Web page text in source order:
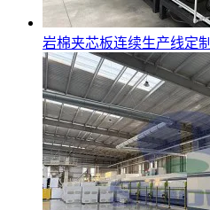
岩棉夹芯板连续生产线定制